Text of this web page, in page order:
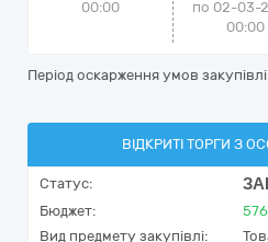
00:00
по 02-03-
00:00
Період оскарження умов
ВІДКРИТІ ТОРГИ З
Статус:
Бюджет:
Вид предмету закупівлі: